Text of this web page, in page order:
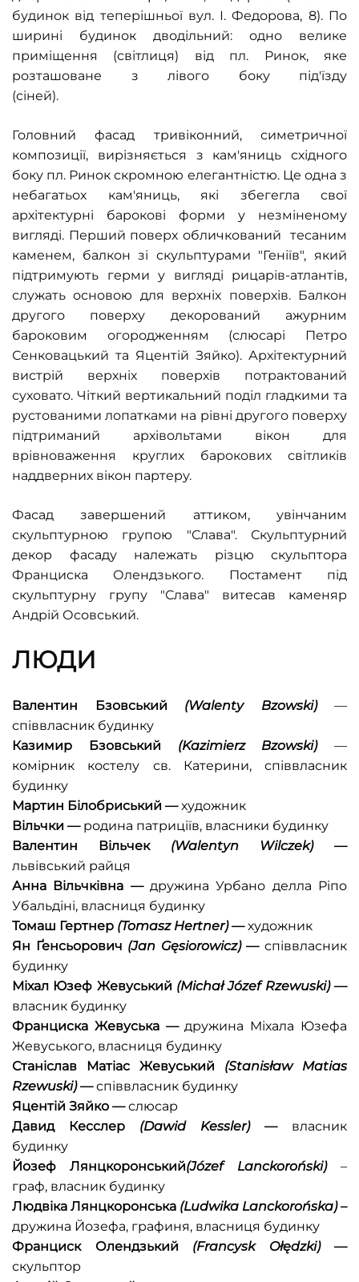
будинок від теперішньої вул. І. Федорова, 8). По
ширині будинок дводільний: одно велике
приміщення (світлиця) від пл. Ринок, яке
розташоване з лівого боку під'їзду
(сіней).
Головний фасад тривіконний, симетричної
композиції, вирізняється з кам'яниць східного
боку пл. Ринок скромною елегантністю. Це одна з
небагатьох кам'яниць, які збегегла свої
архітектурні барокові форми у незміненому
вигляді. Перший поверх обличкований тесаним
каменем, балкон зі скульптурами "Геніїв", який
підтримують герми у вигляді рицарів-атлантів,
служать основою для верхніх поверхів. Балкон
другого поверху декорований ажурним
бароковим огородженням (слюсарі Петро
Сенковацький та Яцентій Зяйко). Архітектурний
вистрій верхніх поверхів потрактований
суховато. Чіткий вертикальний поділ гладкими та
рустованими лопатками на рівні другого поверху
підтриманий архівольтами вікон для
врівноваження круглих барокових світликів
наддверних вікон партеру.
Фасад завершений аттиком, увінчаним
скульптурною групою "Слава". Скульптурний
декор фасаду належать різцю скульптора
Франциска Олендзького. Постамент під
скульптурну групу "Слава" витесав каменяр
Андрій Осовський.
ЛЮДИ
Валентин Бзовський (Walenty Bzowski)—
співвласник будинку
Казимир Бзовський (Kazimierz Bzowski)—
комірник костелу св. Катерини, співвласник
будинку
Мартин Білобриський —художник
Вільчки — родина патриціїв, власники будинку
Валентин Вільчек (Walentyn Wilczek)—
львівський райця
Анна Вільчківна —дружина Урбано делла Ріпo
Убальдіні, власниця будинку
Томаш Гертнер (Tomasz Hertner)—художник
Ян Ґенсьорович (Jan Gęsiorowicz)—співвласник
будинку
Міхал Юзеф Жевуський (Michał Józef Rzewuski)—
власник будинку
Франциска Жевуська—дружина Міхала Юзефа
Жевуського, власниця будинку
Станіслав Матіас Жевуський (Stanisław Matias
Rzewuski)—співвласник будинку
Яцентій Зяйко —слюсар
Давид Кесслер (Dawid Kessler)— власник
будинку
Йозеф Лянцкоронський(JózefLanckoroński)–
граф, власник будинку
Людвіка Лянцкоронська (Ludwika Lanckorońska)–
дружина Йозефа, графиня, власниця будинку
Франциск Олендзький (Francysk Ołędzki)—
скульптор